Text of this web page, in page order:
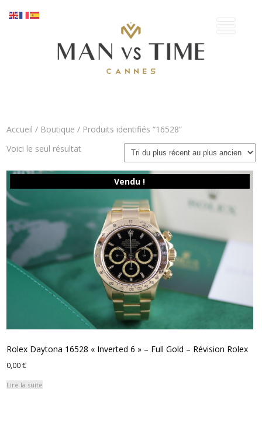
Accueil / Boutique / Produits identifiés “16528”
Voici le seul résultat
Vendu !
Rolex Daytona 16528 « Inverted 6 » – Full Gold – Révision Rolex
0,00€
Lire la suite